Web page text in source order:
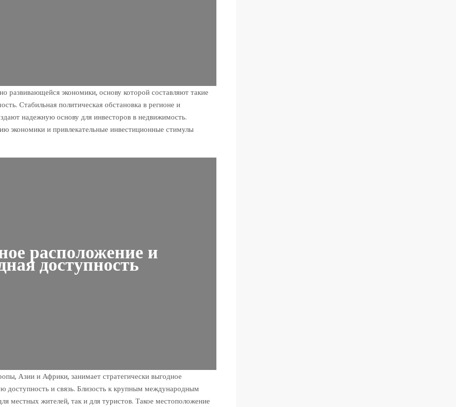
экономики, основу которой составляют такие
Стабильная политическая обстановка в регионе и
надежную основу для инвесторов в недвижимость.
экономики и привлекательные инвестиционные стимулы
расположение и
доступность
Азии и Африки, занимает стратегически выгодное
доступность и связь. Близость к крупным международным
местных жителей, так и для туристов. Такое местоположение